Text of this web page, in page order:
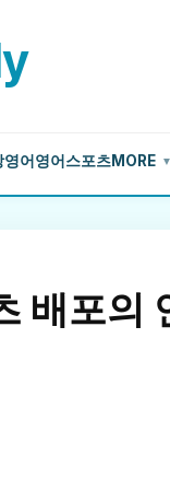
어 영어 스포츠MORE
배포의